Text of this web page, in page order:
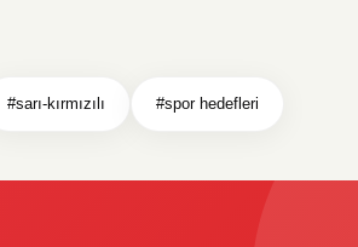
#sarı-kırmızılı #spor hedefleri